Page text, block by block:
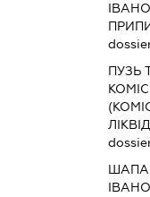
ПУЗЬ